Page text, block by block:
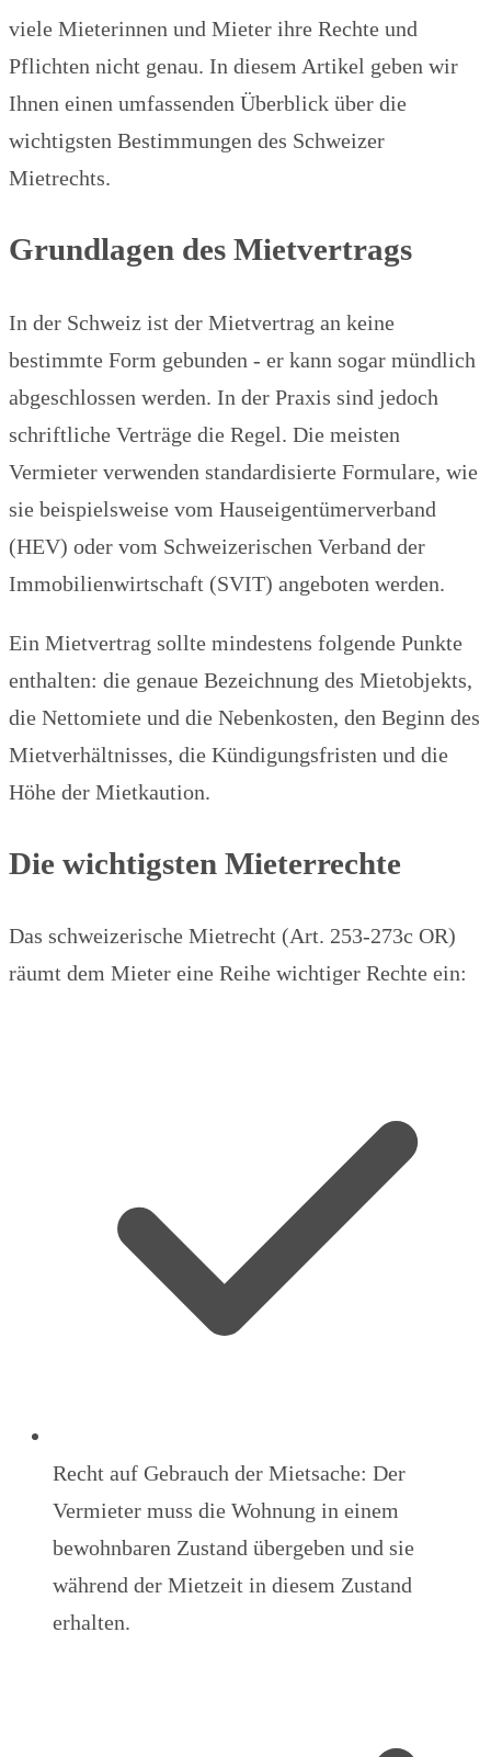
viele Mieterinnen und Mieter ihre Rechte und
Pflichten nicht genau. In diesem Artikel geben wir
Ihnen einen umfassenden Überblick über die
wichtigsten Bestimmungen des Schweizer
Mietrechts.
Grundlagen des Mietvertrags
In der Schweiz ist der Mietvertrag an keine
bestimmte Form gebunden - er kann sogar mündlich
abgeschlossen werden. In der Praxis sind jedoch
schriftliche Verträge die Regel. Die meisten
Vermieter verwenden standardisierte Formulare, wie
sie beispielsweise vom Hauseigentümerverband
(HEV) oder vom Schweizerischen Verband der
Immobilienwirtschaft (SVIT) angeboten werden.
Ein Mietvertrag sollte mindestens folgende Punkte
enthalten: die genaue Bezeichnung des Mietobjekts,
die Nettomiete und die Nebenkosten, den Beginn des
Mietverhältnisses, die Kündigungsfristen und die
Höhe der Mietkaution.
Die wichtigsten Mieterrechte
Das schweizerische Mietrecht (Art. 253-273c OR)
räumt dem Mieter eine Reihe wichtiger Rechte ein:
Recht auf Gebrauch der Mietsache: Der
Vermieter muss die Wohnung in einem
bewohnbaren Zustand übergeben und sie
während der Mietzeit in diesem Zustand
erhalten.